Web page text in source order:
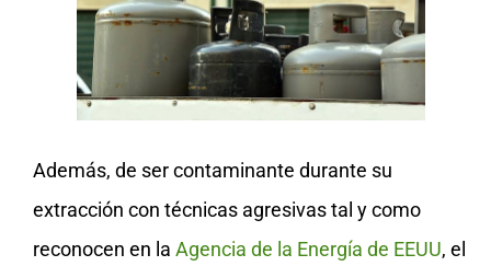
Además, de ser contaminante durante su
extracción con técnicas agresivas tal y como
reconocen en la Agencia de la Energía de EEUU, el